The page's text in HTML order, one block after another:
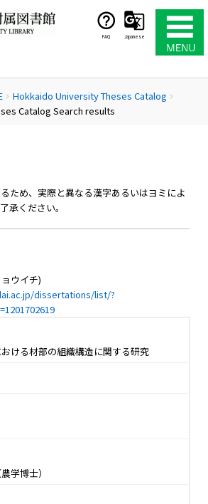
FAQ Japanese
chevron_right Hokkaido University Theses Catalog chevron_right
Catalog Search results
ため、実際と異なる漢字あるいはヨミによ
承ください。
ウイチ)
dissertations/list/?
ける材部の組織構造に関する研究
学博士）